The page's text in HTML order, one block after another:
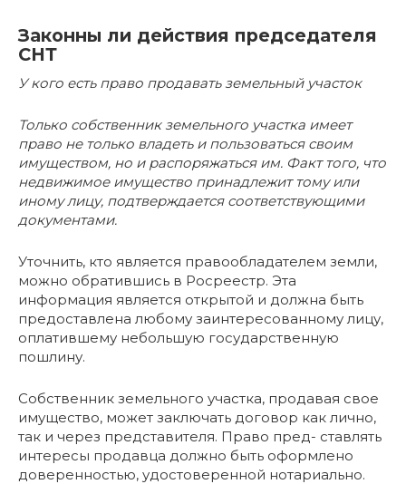
Законны ли действия председателя
СНТ
У кого есть право продавать земельный участок
Только собственник земельного участка имеет
право не только владеть и пользоваться своим
имуществом, но и распоряжаться им. Факт того, что
недвижимое имущество принадлежит тому или
иному лицу, подтверждается соответствующими
документами.
Уточнить, кто является правообладателем земли,
можно обратившись в Росреестр. Эта
информация является открытой и должна быть
предоставлена любому заинтересованному лицу,
оплатившему небольшую государственную
пошлину.
Собственник земельного участка, продавая свое
имущество, может заключать договор как лично,
так и через представителя. Право пред- ставлять
интересы продавца должно быть оформлено
доверенностью, удостоверенной нотариально.